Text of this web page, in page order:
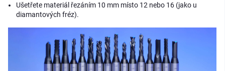
Ušetřete materiál řezáním 10 mm místo 12 nebo 16 (jako u
diamantových fréz).